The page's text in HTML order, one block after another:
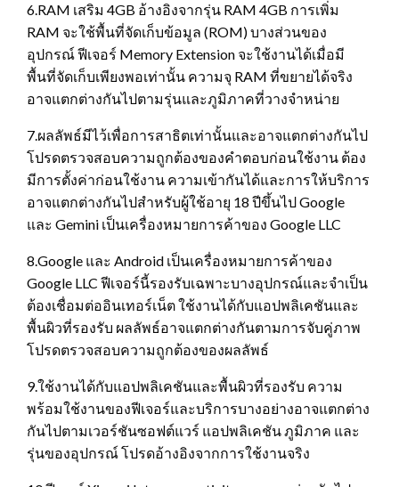
6.RAM เสริม 4GB อ้างอิงจากรุ่น RAM 4GB การเพิ่ม
RAM จะใช้พื้นที่จัดเก็บข้อมูล (ROM) บางส่วนของ
อุปกรณ์ ฟีเจอร์ Memory Extension จะใช้งานได้เมื่อมี
พื้นที่จัดเก็บเพียงพอเท่านั้น ความจุ RAM ที่ขยายได้จริง
อาจแตกต่างกันไปตามรุ่นและภูมิภาคที่วางจำหน่าย
7.ผลลัพธ์มีไว้เพื่อการสาธิตเท่านั้นและอาจแตกต่างกันไป
โปรดตรวจสอบความถูกต้องของคำตอบก่อนใช้งาน ต้อง
มีการตั้งค่าก่อนใช้งาน ความเข้ากันได้และการให้บริการ
อาจแตกต่างกันไปสำหรับผู้ใช้อายุ 18 ปีขึ้นไป Google
และ Gemini เป็นเครื่องหมายการค้าของ Google LLC
8.Google และ Android เป็นเครื่องหมายการค้าของ
Google LLC ฟีเจอร์นี้รองรับเฉพาะบางอุปกรณ์และจำเป็น
ต้องเชื่อมต่ออินเทอร์เน็ต ใช้งานได้กับแอปพลิเคชันและ
พื้นผิวที่รองรับ ผลลัพธ์อาจแตกต่างกันตามการจับคู่ภาพ
โปรดตรวจสอบความถูกต้องของผลลัพธ์
9.ใช้งานได้กับแอปพลิเคชันและพื้นผิวที่รองรับ ความ
พร้อมใช้งานของฟีเจอร์และบริการบางอย่างอาจแตกต่าง
กันไปตามเวอร์ชันซอฟต์แวร์ แอปพลิเคชัน ภูมิภาค และ
รุ่นของอุปกรณ์ โปรดอ้างอิงจากการใช้งานจริง